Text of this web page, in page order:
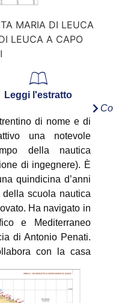
MARIA DI LEUCA
LEUCA A CAPO
Leggi l'estratto
di nome e di
una notevole
della nautica
di ingegnere). È
quindicina d’anni
scuola nautica
Ha navigato in
e Mediterraneo
di Antonio Penati.
con la casa
dell’Istituto
oggi come autore